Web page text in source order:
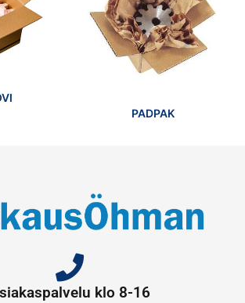
PADPAK
klo 8-16